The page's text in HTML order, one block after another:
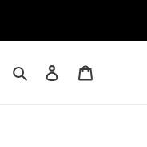
Cerca Accedi